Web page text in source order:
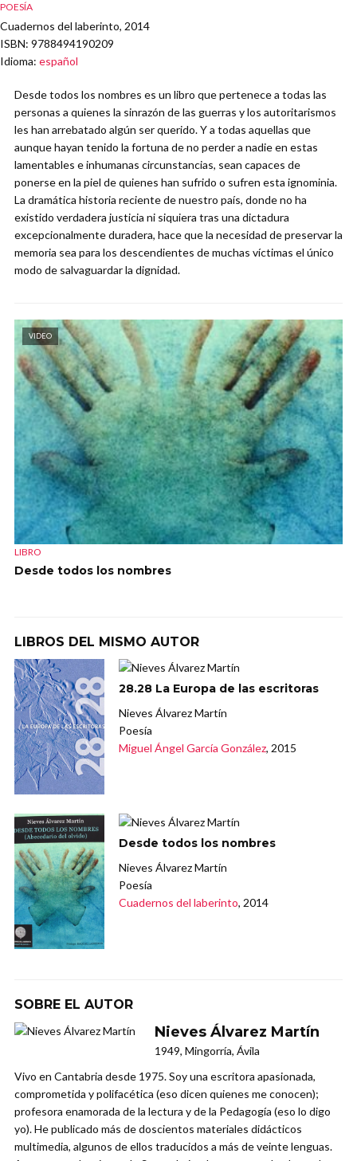
POESÍA
Cuadernos del laberinto, 2014
ISBN: 9788494190209
Idioma: español
Desde todos los nombres es un libro que pertenece a todas las
personas a quienes la sinrazón de las guerras y los autoritarismos
les han arrebatado algún ser querido. Y a todas aquellas que
aunque hayan tenido la fortuna de no perder a nadie en estas
lamentables e inhumanas circunstancias, sean capaces de
ponerse en la piel de quienes han sufrido o sufren esta ignominia.
La dramática historia reciente de nuestro país, donde no ha
existido verdadera justicia ni siquiera tras una dictadura
excepcionalmente duradera, hace que la necesidad de preservar la
memoria sea para los descendientes de muchas víctimas el único
modo de salvaguardar la dignidad.
VIDEO
LIBRO
Desde todos los nombres
LIBROS DEL MISMO AUTOR
28.28 La Europa de las escritoras
Nieves Álvarez Martín
Poesía
Miguel Ángel García González, 2015
Desde todos los nombres
Nieves Álvarez Martín
Poesía
Cuadernos del laberinto, 2014
SOBRE EL AUTOR
Nieves Álvarez Martín
1949, Mingorría, Ávila
Vivo en Cantabria desde 1975. Soy una escritora apasionada,
comprometida y polifacética (eso dicen quienes me conocen);
profesora enamorada de la lectura y de la Pedagogía (eso lo digo
yo). He publicado más de doscientos materiales didácticos
multimedia, algunos de ellos traducidos a más de veinte lenguas.